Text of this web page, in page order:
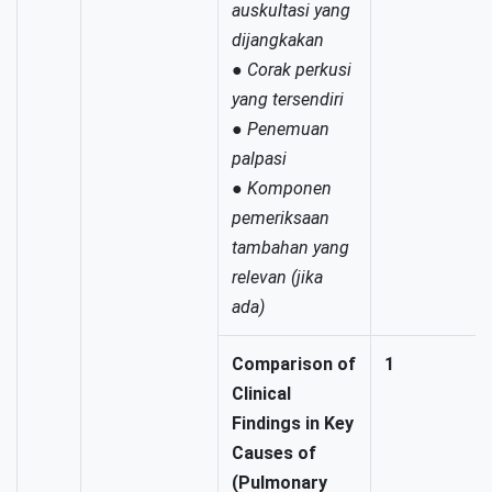
auskultasi yang
dijangkakan
● Corak perkusi
yang tersendiri
● Penemuan
palpasi
● Komponen
pemeriksaan
tambahan yang
relevan (jika
ada)
Comparison of
Clinical
Findings in Key
Causes of
(Pulmonary
1